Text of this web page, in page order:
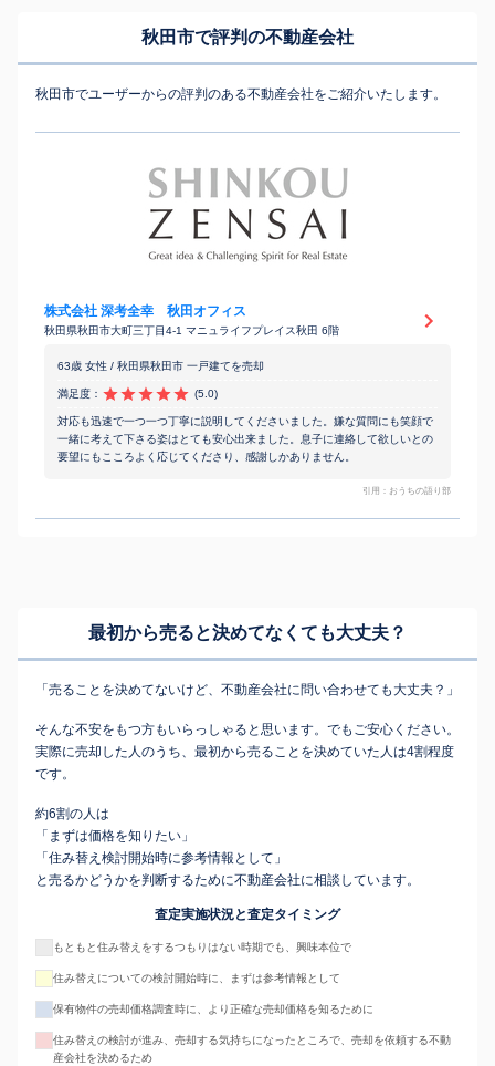
秋田市で評判の不動産会社
秋田市でユーザーからの評判のある不動産会社をご紹介いたします。
株式会社 深考全幸 秋田オフィス
秋田県秋田市大町三丁目4-1 マニュライフプレイス秋田 6階
63歳 女性 / 秋田県秋田市 一戸建てを売却
満足度： (5.0)
対応も迅速で一つ一つ丁寧に説明してくださいました。嫌な質問にも笑顔で
一緒に考えて下さる姿はとても安心出来ました。息子に連絡して欲しいとの
要望にもこころよく応じてくださり、感謝しかありません。
引用：おうちの語り部
最初から売ると決めてなくても大丈夫？
「売ることを決めてないけど、不動産会社に問い合わせても大丈夫？」
そんな不安をもつ方もいらっしゃると思います。でもご安心ください。
実際に売却した人のうち、最初から売ることを決めていた人は4割程度
です。
約6割の人は
「まずは価格を知りたい」
「住み替え検討開始時に参考情報として」
と売るかどうかを判断するために不動産会社に相談しています。
査定実施状況と査定タイミング
もともと住み替えをするつもりはない時期でも、興味本位で
住み替えについての検討開始時に、まずは参考情報として
保有物件の売却価格調査時に、より正確な売却価格を知るために
住み替えの検討が進み、売却する気持ちになったところで、売却を依頼する不動
産会社を決めるため